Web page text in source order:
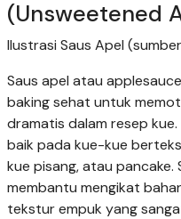
(Unsweetened
Ilustrasi Saus Apel
Saus apel atau
baking sehat untuk
dramatis dalam resep
baik pada kue-kue
kue pisang, atau
membantu mengikat
tekstur empuk yang